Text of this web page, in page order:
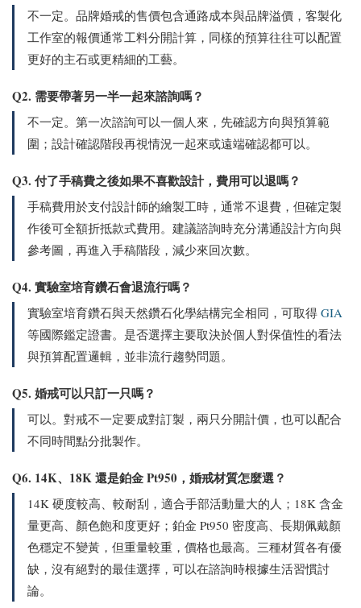
不一定。品牌婚戒的售價包含通路成本與品牌溢價，客製化
工作室的報價通常工料分開計算，同樣的預算往往可以配置
更好的主石或更精細的工藝。
Q2. 需要帶著另一半一起來諮詢嗎？
不一定。第一次諮詢可以一個人來，先確認方向與預算範
圍；設計確認階段再視情況一起來或遠端確認都可以。
Q3. 付了手稿費之後如果不喜歡設計，費用可以退嗎？
手稿費用於支付設計師的繪製工時，通常不退費，但確定製
作後可全額折抵款式費用。建議諮詢時充分溝通設計方向與
參考圖，再進入手稿階段，減少來回次數。
Q4. 實驗室培育鑽石會退流行嗎？
實驗室培育鑽石與天然鑽石化學結構完全相同，可取得 GIA
等國際鑑定證書。是否選擇主要取決於個人對保值性的看法
與預算配置邏輯，並非流行趨勢問題。
Q5. 婚戒可以只訂一只嗎？
可以。對戒不一定要成對訂製，兩只分開計價，也可以配合
不同時間點分批製作。
Q6. 14K、18K 還是鉑金 Pt950，婚戒材質怎麼選？
14K 硬度較高、較耐刮，適合手部活動量大的人；18K 含金
量更高、顏色飽和度更好；鉑金 Pt950 密度高、長期佩戴顏
色穩定不變黃，但重量較重，價格也最高。三種材質各有優
缺，沒有絕對的最佳選擇，可以在諮詢時根據生活習慣討
論。